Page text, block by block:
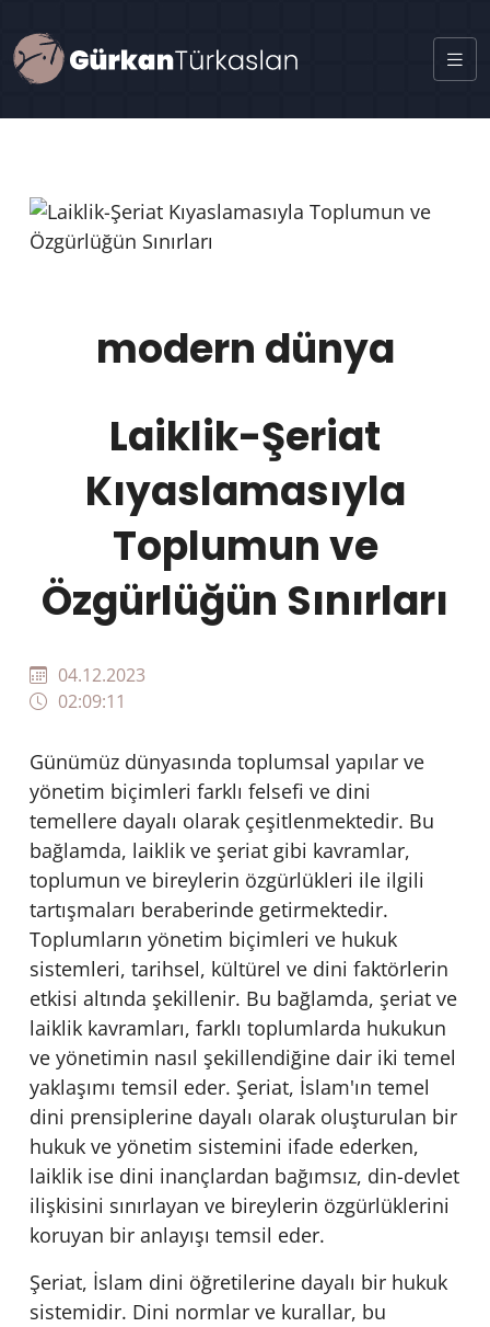
modern dünya
Laiklik-Şeriat
Kıyaslamasıyla
Toplumun ve
Özgürlüğün Sınırları
04.12.2023
02:09:11
Günümüz dünyasında toplumsal yapılar ve
yönetim biçimleri farklı felsefi ve dini
temellere dayalı olarak çeşitlenmektedir. Bu
bağlamda, laiklik ve şeriat gibi kavramlar,
toplumun ve bireylerin özgürlükleri ile ilgili
tartışmaları beraberinde getirmektedir.
Toplumların yönetim biçimleri ve hukuk
sistemleri, tarihsel, kültürel ve dini faktörlerin
etkisi altında şekillenir. Bu bağlamda, şeriat ve
laiklik kavramları, farklı toplumlarda hukukun
ve yönetimin nasıl şekillendiğine dair iki temel
yaklaşımı temsil eder. Şeriat, İslam'ın temel
dini prensiplerine dayalı olarak oluşturulan bir
hukuk ve yönetim sistemini ifade ederken,
laiklik ise dini inançlardan bağımsız, din-devlet
ilişkisini sınırlayan ve bireylerin özgürlüklerini
koruyan bir anlayışı temsil eder.
Şeriat, İslam dini öğretilerine dayalı bir hukuk
sistemidir. Dini normlar ve kurallar, bu